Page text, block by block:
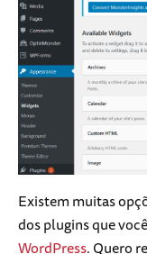
Existem muitas
dos plugins que
WordPress. Quero